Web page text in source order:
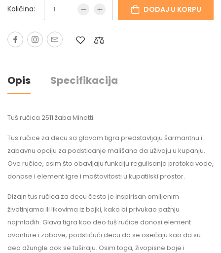
Količina: DODAJ U KORPU
Opis Specifikacija
Tuš ručica 2511 žaba Minotti
Tus ručice za decu sa glavom tigra predstavljaju šarmantnu i
zabavnu opciju za podsticanje mališana da uživaju u kupanju.
Ove ručice, osim što obavljaju funkciju regulisanja protoka vode,
donose i element igre i maštovitosti u kupatilski prostor.
Dizajn tus ručica za decu često je inspirisan omiljenim
životinjama ili likovima iz bajki, kako bi privukao pažnju
najmlađih. Glava tigra kao deo tuš ručice donosi element
avanture i zabave, podstičući decu da se osećaju kao da su
deo džungle dok se tuširaju. Osim toga, živopisne boje i